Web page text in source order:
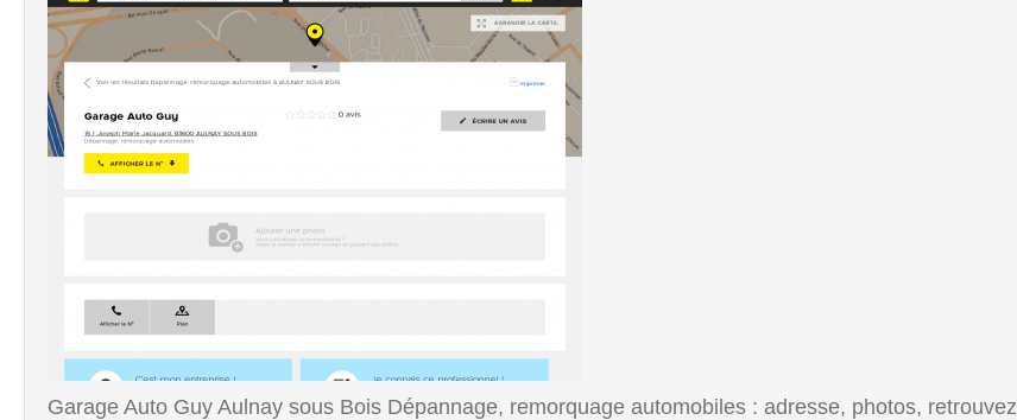
Garage Auto Guy Aulnay sous Bois Dépannage, remorquage automobiles : adresse, photos, retrouvez